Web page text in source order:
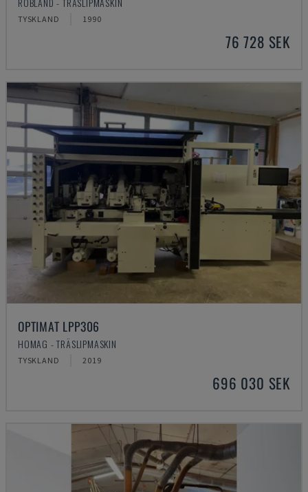
TYSKLAND 1990
76 728 SEK
OPTIMAT LPP306
HOMAG - TRÄSLIPMASKIN
TYSKLAND 2019
696 030 SEK